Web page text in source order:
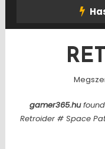
gamer365.hu
Retroider # Space